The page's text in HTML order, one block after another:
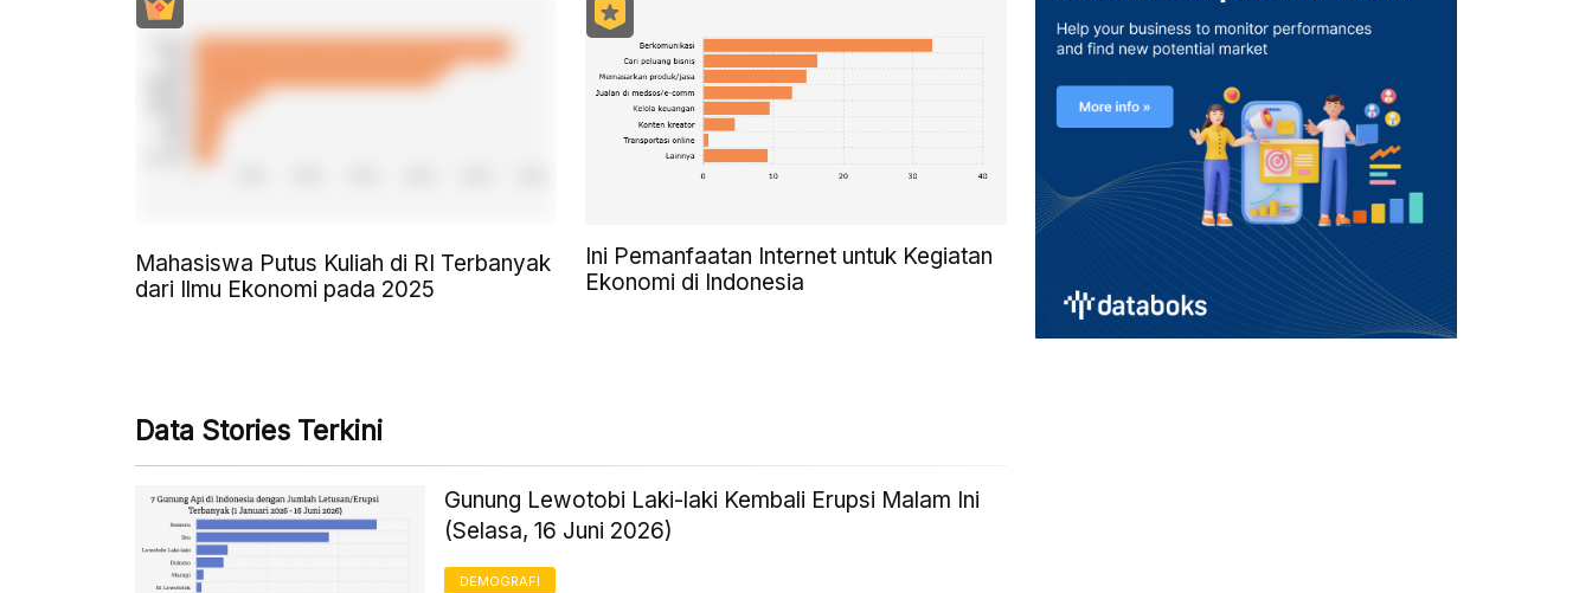
Mahasiswa Putus Kuliah di RI Terbanyak
dari Ilmu Ekonomi pada 2025
Ini Pemanfaatan Internet untuk Kegiatan
Ekonomi di Indonesia
Data Stories Terkini
Gunung Lewotobi Laki-laki Kembali Erupsi Malam Ini
(Selasa, 16 Juni 2026)
DEMOGRAFI